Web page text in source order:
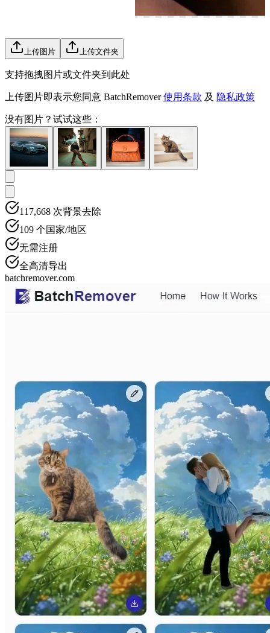
上传图片 上传文件夹
支持拖拽图片或文件夹到此处
上传图片即表示您同意 BatchRemover 使用条款 及 隐私政策
没有图片？ 试试这些：
117,668 次背景去除
109 个国家/地区
无需注册
全高清导出
batchremover.com